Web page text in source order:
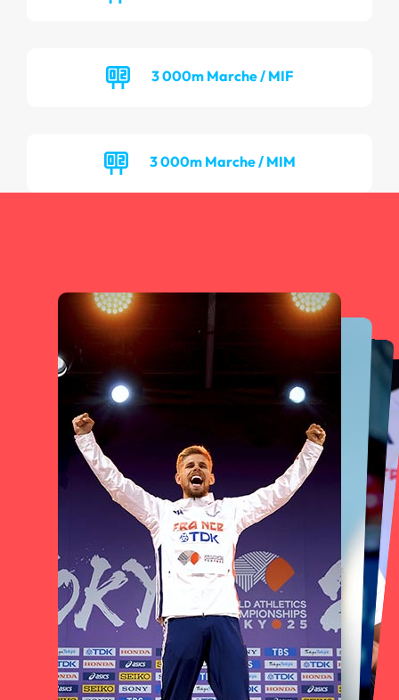
3 000m Marche / MIF
3 000m Marche / MIM